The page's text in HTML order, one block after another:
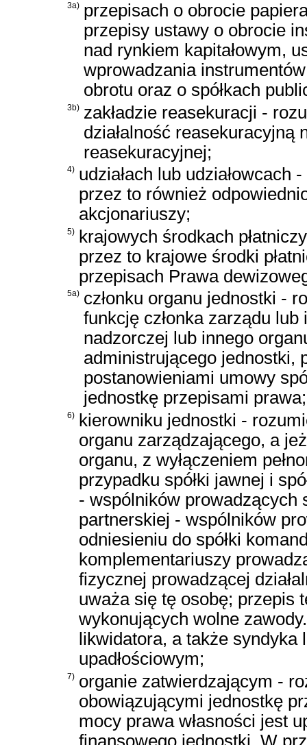
3a) przepisach o obrocie
przepisy ustawy o obrocie
nad rynkiem kapitałowym,
wprowadzania
obrotu oraz o spółkach
3b) zakładzie reasekuracji -
działalność reasekuracyjną
reasekuracyjnej;
4) udziałach lub udziałowcach
przez to również
akcjonariuszy;
5)
krajowych środkach
przez to krajowe środki
przepisach Prawa
5a) członku organu jednostki -
funkcję członka zarządu
nadzorczej lub innego
administrującego jednostki,
postanowieniami umowy
jednostkę przepisami prawa;
6)
kierowniku jednostki -
organu zarządzającego, a
organu, z wyłączeniem
przypadku spółki jawnej i
- wspólników prowadzących
partnerskiej - wspólników
odniesieniu do spółki
komplementariuszy
fizycznej prowadzącej
uważa się tę osobę; przepis
wykonujących wolne
likwidatora, a także
upadłościowym;
7) organie zatwierdzającym -
obowiązującymi jednostkę
mocy prawa własności jest
finansowego jednostki. W